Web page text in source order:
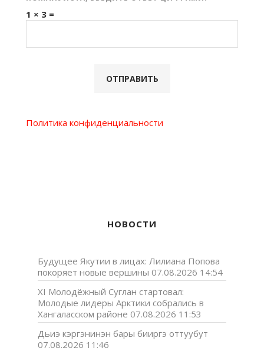
1 × 3 =
Политика конфиденциальности
НОВОСТИ
Будущее Якутии в лицах: Лилиана Попова
покоряет новые вершины 07.08.2026 14:54
XI Молодёжный Суглан стартовал:
Молодые лидеры Арктики собрались в
Хангаласском районе 07.08.2026 11:53
Дьиэ кэргэнинэн бары бииргэ оттуубут
07.08.2026 11:46